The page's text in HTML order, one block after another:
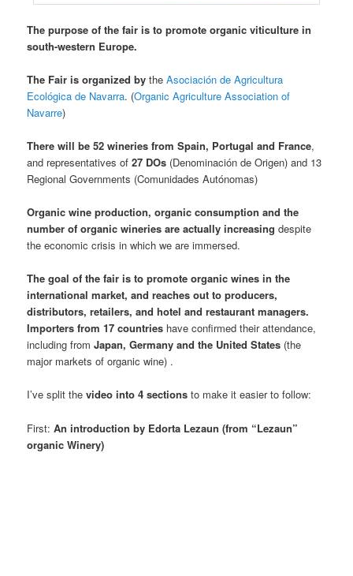
The purpose of the fair is to promote organic viticulture in
south-western Europe.
The Fair is organized bytheAsociación de Agricultura
Ecológica de Navarra. (Organic Agriculture Association of
Navarre)
There will be 52 wineries from Spain, Portugal and France,
and representatives of27 DOs (Denominación de Origen) and 13
Regional Governments (Comunidades Autónomas)
Organic wine production, organic consumption and the
number of organic wineries are actually increasing despite
the economic crisis in which we are immersed.
The goal of the fair is to promote organic wines in the
international market, and reaches out to producers,
distributors, retailers, and hotel and restaurant managers.
Importers from 17 countries have confirmed their attendance,
including fromJapan, Germany and the United States (the
major markets of organic wine) .
I’ve split thevideo into 4 sections to make it easier to follow:
First:An introduction by Edorta Lezaun (from “Lezaun”
organic Winery)